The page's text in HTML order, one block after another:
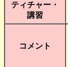
ティチャー・
講習
コメント